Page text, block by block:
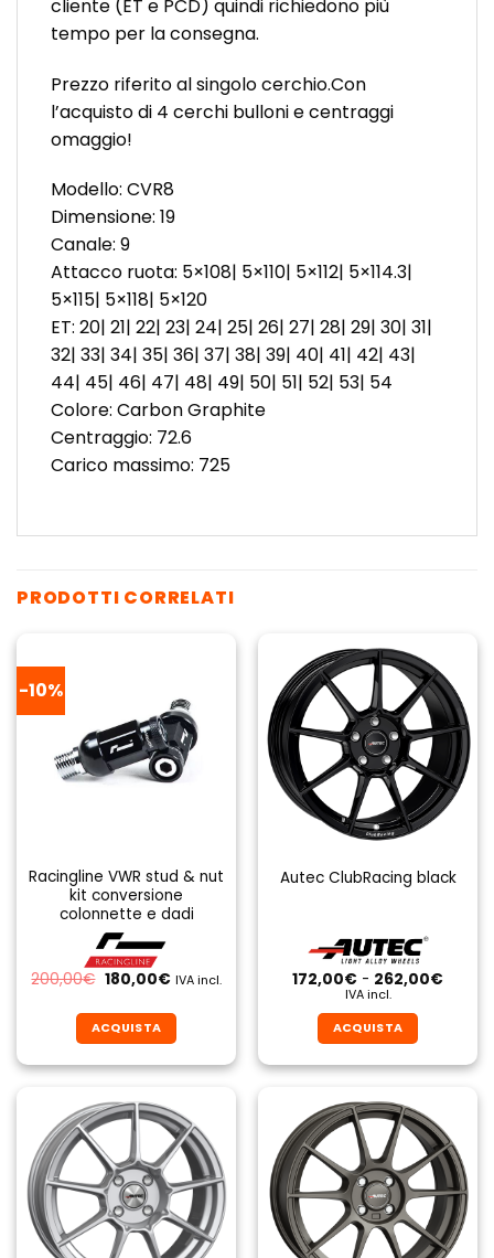
cliente (ET e PCD) quindi richiedono più
tempo per la consegna.
Prezzo riferito al singolo cerchio.Con
l’acquisto di 4 cerchi bulloni e centraggi
omaggio!
Modello: CVR8
Dimensione: 19
Canale: 9
Attacco ruota: 5×108| 5×110| 5×112| 5×114.3|
5×115| 5×118| 5×120
ET: 20| 21| 22| 23| 24| 25| 26| 27| 28| 29| 30| 31|
32| 33| 34| 35| 36| 37| 38| 39| 40| 41| 42| 43|
44| 45| 46| 47| 48| 49| 50| 51| 52| 53| 54
Colore: Carbon Graphite
Centraggio: 72.6
Carico massimo: 725
PRODOTTI CORRELATI
-10%
Racingline VWR stud & nut
kit conversione
colonnette e dadi
200,00€ Il
prezzo
era:
200,00€.
180,00€Il
è:
180,00€.
IVA incl.
ACQUISTA
prodotto
ha
più
varianti.
Le
opzioni
possono
essere
Autec ClubRacing black
172,00€ - 262,00€Fascia
IVA incl.
ACQUISTA
prodotto
ha
più
varianti.
Le
opzioni
possono
essere